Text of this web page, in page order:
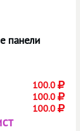
панели
100.0
100.0
100.0